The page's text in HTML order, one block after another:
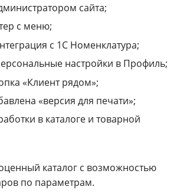
сайта;
с меню;
с 1С Номенклатура;
настройки в Профиль;
«Клиент рядом»;
«версия для печати»;
в каталоге и товарной
каталог с возможностью
по параметрам.